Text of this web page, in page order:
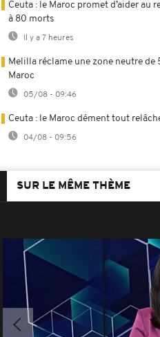
Ceuta : le Maroc promet d’aider au
à 80 morts
Il y a 7 heures
Melilla réclame une zone neutre
Maroc
05/08 - 09:46
Ceuta : le Maroc dément tout
04/08 - 09:56
SUR LE MÊME THÈME